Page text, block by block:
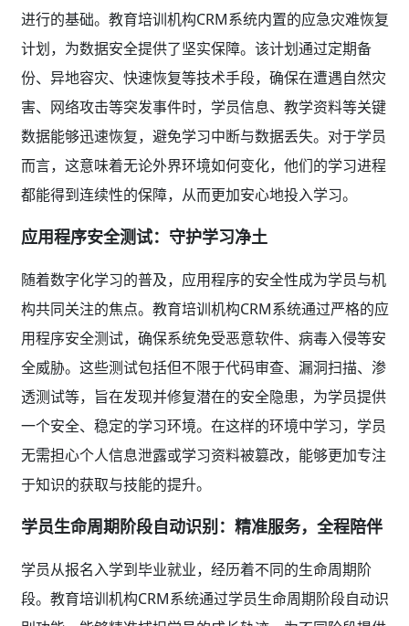
进行的基础。教育培训机构CRM系统内置的应急灾难恢复
计划，为数据安全提供了坚实保障。该计划通过定期备
份、异地容灾、快速恢复等技术手段，确保在遭遇自然灾
害、网络攻击等突发事件时，学员信息、教学资料等关键
数据能够迅速恢复，避免学习中断与数据丢失。对于学员
而言，这意味着无论外界环境如何变化，他们的学习进程
都能得到连续性的保障，从而更加安心地投入学习。
应用程序安全测试：守护学习净土
随着数字化学习的普及，应用程序的安全性成为学员与机
构共同关注的焦点。教育培训机构CRM系统通过严格的应
用程序安全测试，确保系统免受恶意软件、病毒入侵等安
全威胁。这些测试包括但不限于代码审查、漏洞扫描、渗
透测试等，旨在发现并修复潜在的安全隐患，为学员提供
一个安全、稳定的学习环境。在这样的环境中学习，学员
无需担心个人信息泄露或学习资料被篡改，能够更加专注
于知识的获取与技能的提升。
学员生命周期阶段自动识别：精准服务，全程陪伴
学员从报名入学到毕业就业，经历着不同的生命周期阶
段。教育培训机构CRM系统通过学员生命周期阶段自动识